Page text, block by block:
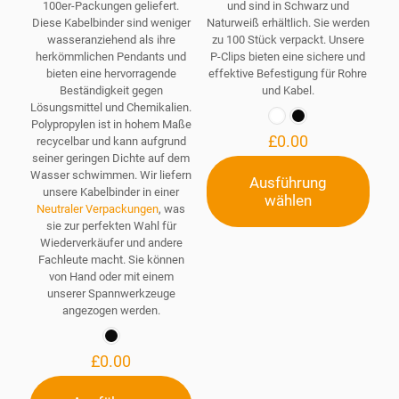
100er-Packungen geliefert.
Diese Kabelbinder sind weniger
wasseranziehend als ihre
herkömmlichen Pendants und
bieten eine hervorragende
Beständigkeit gegen
Lösungsmittel und Chemikalien.
Polypropylen ist in hohem Maße
recycelbar und kann aufgrund
seiner geringen Dichte auf dem
Wasser schwimmen. Wir liefern
unsere Kabelbinder in einer
Neutraler Verpackungen, was
sie zur perfekten Wahl für
Wiederverkäufer und andere
Fachleute macht. Sie können
von Hand oder mit einem
unserer Spannwerkzeuge
angezogen werden.
£0.00
und sind in Schwarz und
Naturweiß erhältlich. Sie werden
zu 100 Stück verpackt. Unsere
P-Clips bieten eine sichere und
effektive Befestigung für Rohre
und Kabel.
£0.00
Ausführung
wählen
Dieses
Produkt